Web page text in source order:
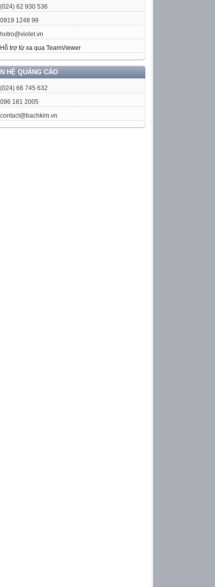
(024) 62 930 536
0919 1248 99
hotro@violet.vn
Hỗ trợ từ xa qua TeamViewer
HỆ QUẢNG CÁO
(024) 66 745 632
096 181 2005
contact@bachkim.vn